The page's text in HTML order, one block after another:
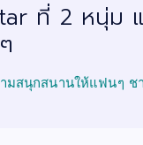
ที่ 2 หนุ่ม
มสนุกสนานให้แฟนๆ